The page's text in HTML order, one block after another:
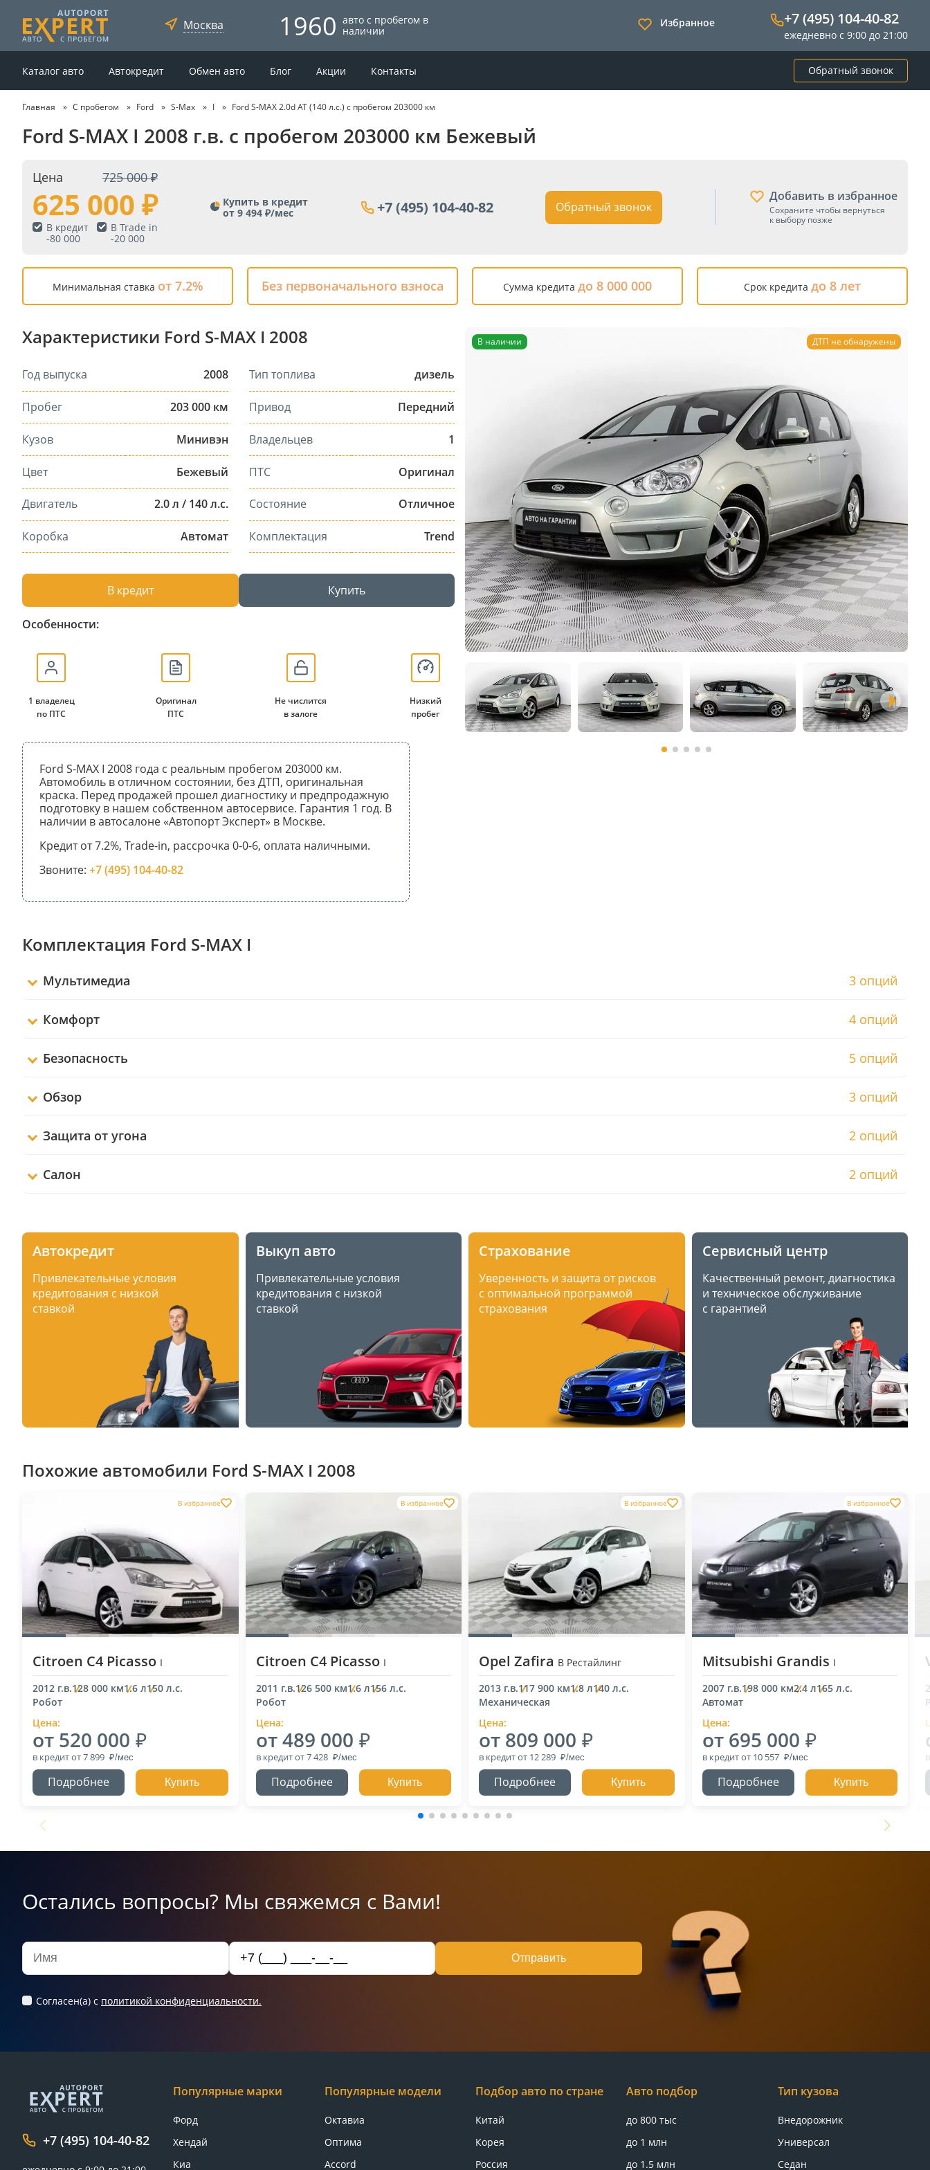
Москва 1960 авто с пробегом в
наличии
Избранное +7 (495) 104-40-82
ежедневно с 9:00 до 21:00
Каталог авто Автокредит Обмен авто Блог Акции Контакты Обратный звонок
Главная С пробегом Ford S-Max I Ford S-MAX 2.0d AT (140 л.с.) с пробегом 203000 км
Ford S-MAX I 2008 г.в. с пробегом 203000 км Бежевый
Цена 725 000
625 000
В кредит
-80 000
В Trade in
-20 000
Купить в кредит
от 9 494 ₽/мес
+7 (495) 104-40-82 Обратный звонок
Добавить в избранное
Сохраните чтобы вернуться
к выбору позже
Минимальная ставка от 7.2% Без первоначального взноса Сумма кредита до 8 000 000 Срок кредита до 8 лет
Характеристики Ford S-MAX I 2008
Год выпуска 2008
Пробег 203 000 км
Кузов Минивэн
Цвет Бежевый
Двигатель 2.0 л / 140 л.с.
Коробка Автомат
Тип топлива дизель
Привод Передний
Владельцев 1
ПТС Оригинал
Состояние Отличное
Комплектация Trend
В кредит Купить
Особенности:
1 владелец
по ПТС
Оригинал
ПТС
Не числится
в залоге
Низкий
пробег
Ford S-MAX I 2008 года с реальным пробегом 203000 км.
Автомобиль в отличном состоянии, без ДТП, оригинальная
краска. Перед продажей прошел диагностику и предпродажную
подготовку в нашем собственном автосервисе. Гарантия 1 год. В
наличии в автосалоне «Автопорт Эксперт» в Москве.
Кредит от 7.2%, Trade-in, рассрочка 0-0-6, оплата наличными.
Звоните: +7 (495) 104-40-82
В наличии ДТП не обнаружены
Комплектация Ford S-MAX I
Мультимедиа 3 опций
Комфорт 4 опций
Безопасность 5 опций
Обзор 3 опций
Защита от угона 2 опций
Салон 2 опций
Автокредит
Привлекательные условия
кредитования с низкой
ставкой
Выкуп авто
Привлекательные условия
кредитования с низкой
ставкой
Страхование
Уверенность и защита от рисков
с оптимальной программой
страхования
Сервисный центр
Качественный ремонт, диагностика
и техническое обслуживание
с гарантией
Похожие автомобили Ford S-MAX I 2008
В избранное
Citroen C4 Picasso I
2012 г.в.128 000 км1.6 л150 л.с.
Робот
Цена:
от 520 000
в кредитот 7 899
Подробнее Купить
В избранное
Citroen C4 Picasso I
2011 г.в.126 500 км1.6 л156 л.с.
Робот
Цена:
от 489 000
в кредитот 7 428
Подробнее Купить
В избранное
Opel Zafira B Рестайлинг
2013 г.в.117 900 км1.8 л140 л.с.
Механическая
Цена:
от 809 000
в кредитот 12 289
Подробнее Купить
В избранное
Mitsubishi Grandis I
2007 г.в.198 000 км2.4 л165 л.с.
Автомат
Цена:
от 695 000
в кредитот 10 557
Подробнее Купить
Остались вопросы? Мы свяжемся с Вами!
Отправить
Согласен(а) c политикой конфиденциальности.
+7 (495) 104-40-82
Популярные марки
Форд
Хендай
Киа
Популярные модели
Октавиа
Оптима
Accord
Подбор авто по стране
Китай
Корея
Россия
Авто подбор
до 800 тыс
до 1 млн
до 1.5 млн
Тип кузова
Внедорожник
Универсал
Седан